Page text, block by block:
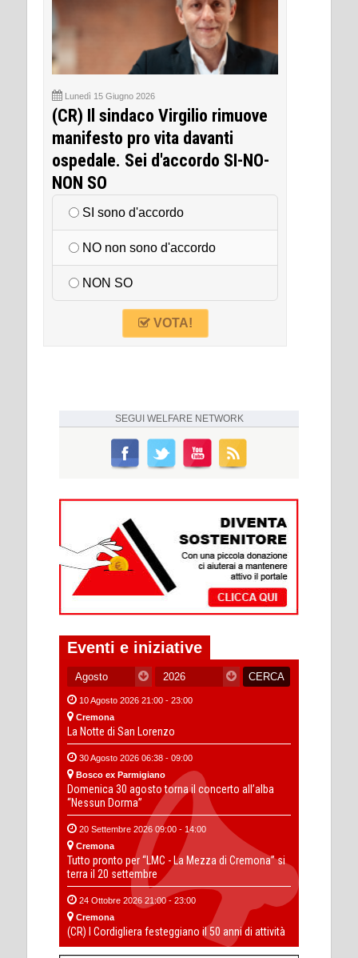
Lunedì 15 Giugno 2026
(CR) Il sindaco Virgilio rimuove
manifesto pro vita davanti
ospedale. Sei d'accordo SI-NO-
NON SO
SI sono d'accordo
NO non sono d'accordo
NON SO
VOTA!
SEGUI WELFARE NETWORK
Eventi e iniziative
10 Agosto 2026 21:00 - 23:00
Cremona
La Notte di San Lorenzo
30 Agosto 2026 06:38 - 09:00
Bosco ex Parmigiano
Domenica 30 agosto torna il concerto all’alba
“Nessun Dorma”
20 Settembre 2026 09:00 - 14:00
Cremona
Tutto pronto per “LMC - La Mezza di Cremona” si
terra il 20 settembre
24 Ottobre 2026 21:00 - 23:00
Cremona
(CR) I Cordigliera festeggiano il 50 anni di attività